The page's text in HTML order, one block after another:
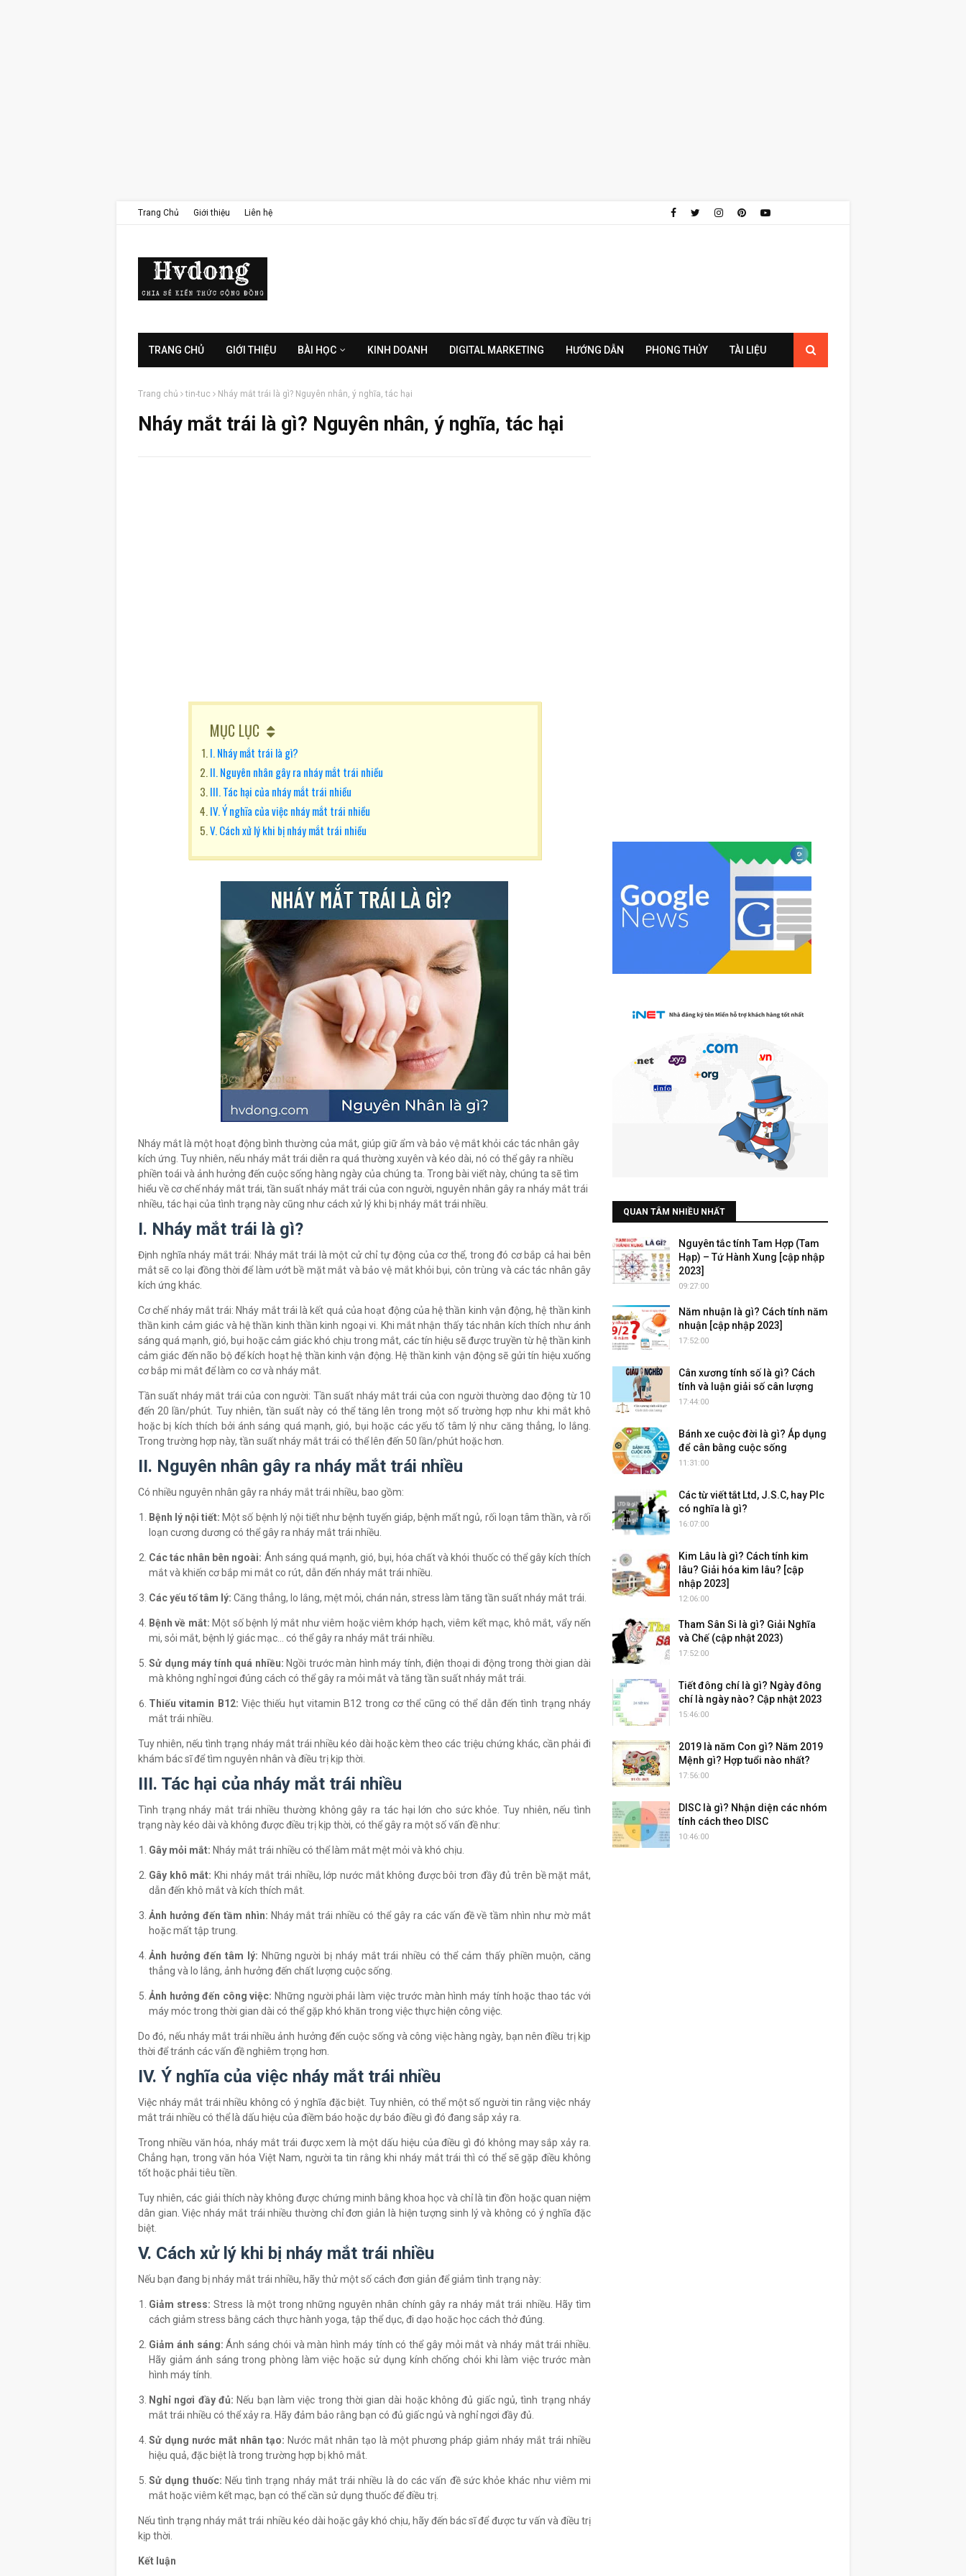
Trang Chủ Giới thiệu Liên hệ
TRANG CHỦ GIỚI THIỆU BÀI HỌC KINH DOANH DIGITAL MARKETING HƯỚNG DẪN PHONG THỦY TÀI LIỆU
Trang chủ tin-tuc Nháy mắt trái là gì? Nguyên nhân, ý nghĩa, tác hại
Nháy mắt trái là gì? Nguyên nhân, ý nghĩa, tác hại
MỤC LỤC
I. Nháy mắt trái là gì?
II. Nguyên nhân gây ra nháy mắt trái nhiều
III. Tác hại của nháy mắt trái nhiều
IV. Ý nghĩa của việc nháy mắt trái nhiều
V. Cách xử lý khi bị nháy mắt trái nhiều
Nháy mắt là một hoạt động bình thường của mắt, giúp giữ ẩm và bảo vệ mắt khỏi các tác nhân gây
kích ứng. Tuy nhiên, nếu nháy mắt trái diễn ra quá thường xuyên và kéo dài, nó có thể gây ra nhiều
phiền toái và ảnh hưởng đến cuộc sống hàng ngày của chúng ta. Trong bài viết này, chúng ta sẽ tìm
hiểu về cơ chế nháy mắt trái, tần suất nháy mắt trái của con người, nguyên nhân gây ra nháy mắt trái
nhiều, tác hại của tình trạng này cũng như cách xử lý khi bị nháy mắt trái nhiều.
I. Nháy mắt trái là gì?
Định nghĩa nháy mắt trái: Nháy mắt trái là một cử chỉ tự động của cơ thể, trong đó cơ bắp cả hai bên
mắt sẽ co lại đồng thời để làm ướt bề mặt mắt và bảo vệ mắt khỏi bụi, côn trùng và các tác nhân gây
kích ứng khác.
Cơ chế nháy mắt trái: Nháy mắt trái là kết quả của hoạt động của hệ thần kinh vận động, hệ thần kinh
thần kinh cảm giác và hệ thần kinh thần kinh ngoại vi. Khi mắt nhận thấy tác nhân kích thích như ánh
sáng quá mạnh, gió, bụi hoặc cảm giác khó chịu trong mắt, các tín hiệu sẽ được truyền từ hệ thần kinh
cảm giác đến não bộ để kích hoạt hệ thần kinh vận động. Hệ thần kinh vận động sẽ gửi tín hiệu xuống
cơ bắp mi mắt để làm co cơ và nháy mắt.
Tần suất nháy mắt trái của con người: Tần suất nháy mắt trái của con người thường dao động từ 10
đến 20 lần/phút. Tuy nhiên, tần suất này có thể tăng lên trong một số trường hợp như khi mắt khô
hoặc bị kích thích bởi ánh sáng quá mạnh, gió, bụi hoặc các yếu tố tâm lý như căng thẳng, lo lắng.
Trong trường hợp này, tần suất nháy mắt trái có thể lên đến 50 lần/phút hoặc hơn.
II. Nguyên nhân gây ra nháy mắt trái nhiều
Có nhiều nguyên nhân gây ra nháy mắt trái nhiều, bao gồm:
Bệnh lý nội tiết: Một số bệnh lý nội tiết như bệnh tuyến giáp, bệnh mất ngủ, rối loạn tâm thần, và rối
loạn cương dương có thể gây ra nháy mắt trái nhiều.
Các tác nhân bên ngoài: Ánh sáng quá mạnh, gió, bụi, hóa chất và khói thuốc có thể gây kích thích
mắt và khiến cơ bắp mi mắt co rút, dẫn đến nháy mắt trái nhiều.
Các yếu tố tâm lý: Căng thẳng, lo lắng, mệt mỏi, chán nản, stress làm tăng tần suất nháy mắt trái.
Bệnh về mắt: Một số bệnh lý mắt như viêm hoặc viêm khớp hạch, viêm kết mạc, khô mắt, vẩy nến
mi, sỏi mắt, bệnh lý giác mạc... có thể gây ra nháy mắt trái nhiều.
Sử dụng máy tính quá nhiều: Ngồi trước màn hình máy tính, điện thoại di động trong thời gian dài
mà không nghỉ ngơi đúng cách có thể gây ra mỏi mắt và tăng tần suất nháy mắt trái.
Thiếu vitamin B12: Việc thiếu hụt vitamin B12 trong cơ thể cũng có thể dẫn đến tình trạng nháy
mắt trái nhiều.
Tuy nhiên, nếu tình trạng nháy mắt trái nhiều kéo dài hoặc kèm theo các triệu chứng khác, cần phải đi
khám bác sĩ để tìm nguyên nhân và điều trị kịp thời.
III. Tác hại của nháy mắt trái nhiều
Tình trạng nháy mắt trái nhiều thường không gây ra tác hại lớn cho sức khỏe. Tuy nhiên, nếu tình
trạng này kéo dài và không được điều trị kịp thời, có thể gây ra một số vấn đề như:
Gây mỏi mắt: Nháy mắt trái nhiều có thể làm mắt mệt mỏi và khó chịu.
Gây khô mắt: Khi nháy mắt trái nhiều, lớp nước mắt không được bôi trơn đầy đủ trên bề mặt mắt,
dẫn đến khô mắt và kích thích mắt.
Ảnh hưởng đến tầm nhìn: Nháy mắt trái nhiều có thể gây ra các vấn đề về tầm nhìn như mờ mắt
hoặc mất tập trung.
Ảnh hưởng đến tâm lý: Những người bị nháy mắt trái nhiều có thể cảm thấy phiền muộn, căng
thẳng và lo lắng, ảnh hưởng đến chất lượng cuộc sống.
Ảnh hưởng đến công việc: Những người phải làm việc trước màn hình máy tính hoặc thao tác với
máy móc trong thời gian dài có thể gặp khó khăn trong việc thực hiện công việc.
Do đó, nếu nháy mắt trái nhiều ảnh hưởng đến cuộc sống và công việc hàng ngày, bạn nên điều trị kịp
thời để tránh các vấn đề nghiêm trọng hơn.
IV. Ý nghĩa của việc nháy mắt trái nhiều
Việc nháy mắt trái nhiều không có ý nghĩa đặc biệt. Tuy nhiên, có thể một số người tin rằng việc nháy
mắt trái nhiều có thể là dấu hiệu của điềm báo hoặc dự báo điều gì đó đang sắp xảy ra.
Trong nhiều văn hóa, nháy mắt trái được xem là một dấu hiệu của điều gì đó không may sắp xảy ra.
Chẳng hạn, trong văn hóa Việt Nam, người ta tin rằng khi nháy mắt trái thì có thể sẽ gặp điều không
tốt hoặc phải tiêu tiền.
Tuy nhiên, các giải thích này không được chứng minh bằng khoa học và chỉ là tin đồn hoặc quan niệm
dân gian. Việc nháy mắt trái nhiều thường chỉ đơn giản là hiện tượng sinh lý và không có ý nghĩa đặc
biệt.
V. Cách xử lý khi bị nháy mắt trái nhiều
Nếu bạn đang bị nháy mắt trái nhiều, hãy thử một số cách đơn giản để giảm tình trạng này:
Giảm stress: Stress là một trong những nguyên nhân chính gây ra nháy mắt trái nhiều. Hãy tìm
cách giảm stress bằng cách thực hành yoga, tập thể dục, đi dạo hoặc học cách thở đúng.
Giảm ánh sáng: Ánh sáng chói và màn hình máy tính có thể gây mỏi mắt và nháy mắt trái nhiều.
Hãy giảm ánh sáng trong phòng làm việc hoặc sử dụng kính chống chói khi làm việc trước màn
hình máy tính.
Nghỉ ngơi đầy đủ: Nếu bạn làm việc trong thời gian dài hoặc không đủ giấc ngủ, tình trạng nháy
mắt trái nhiều có thể xảy ra. Hãy đảm bảo rằng bạn có đủ giấc ngủ và nghỉ ngơi đầy đủ.
Sử dụng nước mắt nhân tạo: Nước mắt nhân tạo là một phương pháp giảm nháy mắt trái nhiều
hiệu quả, đặc biệt là trong trường hợp bị khô mắt.
Sử dụng thuốc: Nếu tình trạng nháy mắt trái nhiều là do các vấn đề sức khỏe khác như viêm mi
mắt hoặc viêm kết mạc, bạn có thể cần sử dụng thuốc để điều trị.
Nếu tình trạng nháy mắt trái nhiều kéo dài hoặc gây khó chịu, hãy đến bác sĩ để được tư vấn và điều trị
kịp thời.
Kết luận
QUAN TÂM NHIỀU NHẤT
Nguyên tắc tính Tam Hợp (Tam
Hạp) – Tứ Hành Xung [cập nhập
2023]
09:27:00
Năm nhuận là gì? Cách tính năm
nhuận [cập nhập 2023]
17:52:00
Cân xương tính số là gì? Cách
tính và luận giải số cân lượng
17:44:00
Bánh xe cuộc đời là gì? Áp dụng
để cân bằng cuộc sống
11:31:00
Các từ viết tắt Ltd, J.S.C, hay Plc
có nghĩa là gì?
16:07:00
Kim Lâu là gì? Cách tính kim
lâu? Giải hóa kim lâu? [cập
nhập 2023]
12:06:00
Tham Sân Si là gì? Giải Nghĩa
và Chế (cập nhật 2023)
17:52:00
Tiết đông chí là gì? Ngày đông
chí là ngày nào? Cập nhật 2023
15:46:00
2019 là năm Con gì? Năm 2019
Mệnh gì? Hợp tuổi nào nhất?
17:56:00
DISC là gì? Nhận diện các nhóm
tính cách theo DISC
10:46:00